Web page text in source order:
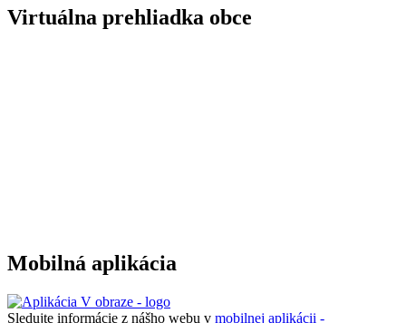
Virtuálna prehliadka obce
Mobilná aplikácia
Sledujte informácie z nášho webu v mobilnej aplikácii -